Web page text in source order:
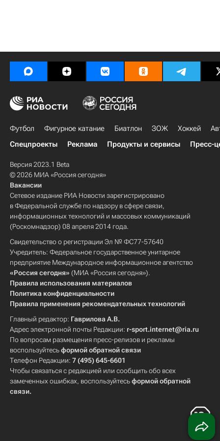
Футбол Фигурное катание Биатлон ЗОЖ Хоккей
Спецпроекты
Реклама Продукты и сервисы Пресс-
Версия 2023.1 Beta
© 2026 МИА «Россия сегодня»
Вакансии
Сетевое издание РИА Новости зарегистрировано
в Федеральной службе по надзору в сфере связи,
информационных технологий и массовых коммуникаций
(Роскомнадзор) 08 апреля 2014 года.
Свидетельство о регистрации Эл № ФС77-57640
Учредитель: Федеральное государственное унитарное
предприятие Международное информационное агентство
«Россия сегодня» (МИА «Россия сегодня»).
Правила использования материалов
Политика конфиденциальности
Правила применения рекомендательных технологий
Главный редактор: Гаврилова А.В.
Адрес электронной почты Редакции: r-sport.internet@ria.ru
По вопросам размещения пресс-релизов и рекламы
воспользуйтесьформой обратной связи
Телефон Редакции: 7 (495) 645-6601
Чтобы связаться с редакцией или сообщить обо всех
замеченных ошибках, воспользуйтесьформой обратной
связи.